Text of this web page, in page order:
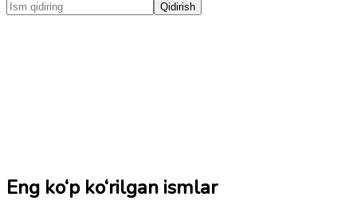
Qidirish
Eng ko‘p ko‘rilgan ismlar